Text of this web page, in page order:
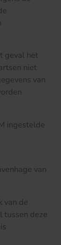
geval het
niet
van
ingestelde
van
van de
tussen deze